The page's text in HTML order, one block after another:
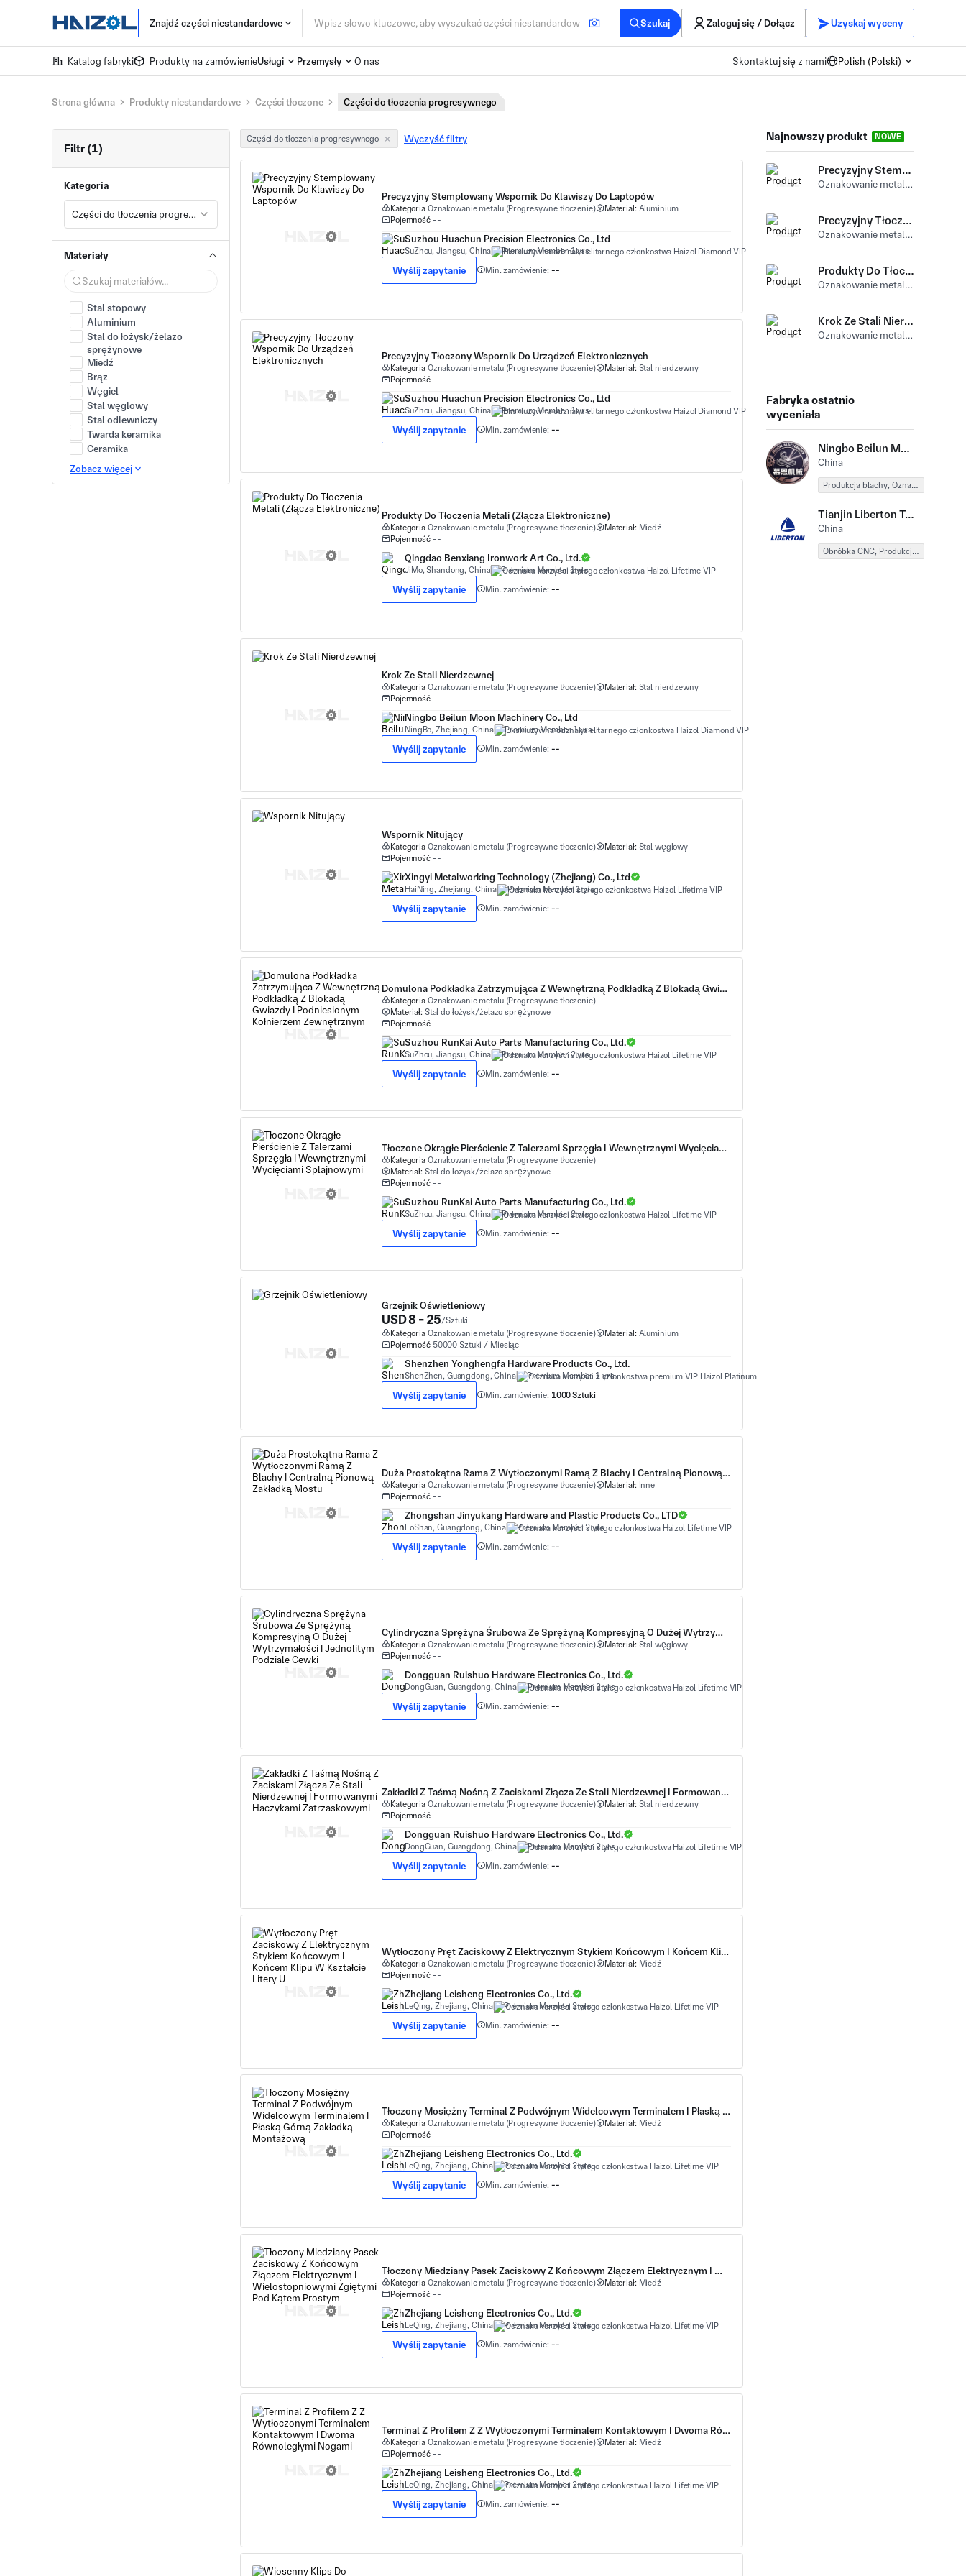
Znajdź części niestandardowe Szukaj Zaloguj się / Dołącz Uzyskaj wyceny
Katalog fabryki Produkty na zamówienieUsługi Przemysły O nas Skontaktuj się z nami Polish (Polski)
Strona główna Produkty niestandardowe Części tłoczone Części do tłoczenia progresywnego
Filtr (1)
Kategoria
Części do tłoczenia progresywnego
Materiały
Stal stopowy
Aluminium
Stal do łożysk/żelazo
sprężynowe
Miedź
Brąz
Węgiel
Stal węglowy
Stal odlewniczy
Twarda keramika
Ceramika
Zobacz więcej
Części do tłoczenia progresywnego Wyczyść filtry
Precyzyjny Stemplowany Wspornik Do Klawiszy Do Laptopów
KategoriaOznakowanie metalu (Progresywne tłoczenie) Materiał:Aluminium
Pojemność--
Suzhou Huachun Precision Electronics Co., Ltd
SuZhou, Jiangsu, China Premium Member 1 yrs
Wyślij zapytanie Min. zamówienie: --
Precyzyjny Tłoczony Wspornik Do Urządzeń Elektronicznych
KategoriaOznakowanie metalu (Progresywne tłoczenie) Materiał:Stal nierdzewny
Pojemność--
Suzhou Huachun Precision Electronics Co., Ltd
SuZhou, Jiangsu, China Premium Member 1 yrs
Wyślij zapytanie Min. zamówienie: --
Produkty Do Tłoczenia Metali (Złącza Elektroniczne)
KategoriaOznakowanie metalu (Progresywne tłoczenie) Materiał:Miedź
Pojemność--
Qingdao Benxiang Ironwork Art Co., Ltd.
JiMo, Shandong, China Premium Member 1 yrs
Wyślij zapytanie Min. zamówienie: --
Krok Ze Stali Nierdzewnej
KategoriaOznakowanie metalu (Progresywne tłoczenie) Materiał:Stal nierdzewny
Pojemność--
Ningbo Beilun Moon Machinery Co., Ltd
NingBo, Zhejiang, China Premium Member 1 yrs
Wyślij zapytanie Min. zamówienie: --
Wspornik Nitujący
KategoriaOznakowanie metalu (Progresywne tłoczenie) Materiał:Stal węglowy
Pojemność--
Xingyi Metalworking Technology (Zhejiang) Co., Ltd
HaiNing, Zhejiang, China Premium Member 1 yrs
Wyślij zapytanie Min. zamówienie: --
Domulona Podkładka Zatrzymująca Z Wewnętrzną Podkładką Z Blokadą Gwiazdy I Podniesionym Kołnierzem Zewnętrznym
KategoriaOznakowanie metalu (Progresywne tłoczenie)
Materiał:Stal do łożysk/żelazo sprężynowe
Pojemność--
Suzhou RunKai Auto Parts Manufacturing Co., Ltd.
SuZhou, Jiangsu, China Premium Member 2 yrs
Wyślij zapytanie Min. zamówienie: --
Tłoczone Okrągłe Pierścienie Z Talerzami Sprzęgła I Wewnętrznymi Wycięciami Splajnowymi
KategoriaOznakowanie metalu (Progresywne tłoczenie)
Materiał:Stal do łożysk/żelazo sprężynowe
Pojemność--
Suzhou RunKai Auto Parts Manufacturing Co., Ltd.
SuZhou, Jiangsu, China Premium Member 2 yrs
Wyślij zapytanie Min. zamówienie: --
Grzejnik Oświetleniowy
USD 8 - 25/Sztuki
KategoriaOznakowanie metalu (Progresywne tłoczenie) Materiał:Aluminium
Pojemność50000 Sztuki / Miesiąc
Shenzhen Yonghengfa Hardware Products Co., Ltd.
ShenZhen, Guangdong, China Premium Member 1 yrs
Wyślij zapytanie Min. zamówienie: 1000 Sztuki
Duża Prostokątna Rama Z Wytłoczonymi Ramą Z Blachy I Centralną Pionową Zakładką Mostu
KategoriaOznakowanie metalu (Progresywne tłoczenie) Materiał:Inne
Pojemność--
Zhongshan Jinyukang Hardware and Plastic Products Co., LTD
FoShan, Guangdong, China Premium Member 2 yrs
Wyślij zapytanie Min. zamówienie: --
Cylindryczna Sprężyna Śrubowa Ze Sprężyną Kompresyjną O Dużej Wytrzymałości I Jednolitym Podziale Cewki
KategoriaOznakowanie metalu (Progresywne tłoczenie) Materiał:Stal węglowy
Pojemność--
Dongguan Ruishuo Hardware Electronics Co., Ltd.
DongGuan, Guangdong, China Premium Member 2 yrs
Wyślij zapytanie Min. zamówienie: --
Zakładki Z Taśmą Nośną Z Zaciskami Złącza Ze Stali Nierdzewnej I Formowanymi Haczykami Zatrzaskowymi
KategoriaOznakowanie metalu (Progresywne tłoczenie) Materiał:Stal nierdzewny
Pojemność--
Dongguan Ruishuo Hardware Electronics Co., Ltd.
DongGuan, Guangdong, China Premium Member 2 yrs
Wyślij zapytanie Min. zamówienie: --
Wytłoczony Pręt Zaciskowy Z Elektrycznym Stykiem Końcowym I Końcem Klipu W Kształcie Litery U
KategoriaOznakowanie metalu (Progresywne tłoczenie) Materiał:Miedź
Pojemność--
Zhejiang Leisheng Electronics Co., Ltd.
LeQing, Zhejiang, China Premium Member 2 yrs
Wyślij zapytanie Min. zamówienie: --
Tłoczony Mosiężny Terminal Z Podwójnym Widelcowym Terminalem I Płaską Górną Zakładką Montażową
KategoriaOznakowanie metalu (Progresywne tłoczenie) Materiał:Miedź
Pojemność--
Zhejiang Leisheng Electronics Co., Ltd.
LeQing, Zhejiang, China Premium Member 2 yrs
Wyślij zapytanie Min. zamówienie: --
Tłoczony Miedziany Pasek Zaciskowy Z Końcowym Złączem Elektrycznym I Wielostopniowymi Zgiętymi Pod Kątem Prostym
KategoriaOznakowanie metalu (Progresywne tłoczenie) Materiał:Miedź
Pojemność--
Zhejiang Leisheng Electronics Co., Ltd.
LeQing, Zhejiang, China Premium Member 2 yrs
Wyślij zapytanie Min. zamówienie: --
Terminal Z Profilem Z Z Wytłoczonymi Terminalem Kontaktowym I Dwoma Równoległymi Nogami
KategoriaOznakowanie metalu (Progresywne tłoczenie) Materiał:Miedź
Pojemność--
Zhejiang Leisheng Electronics Co., Ltd.
LeQing, Zhejiang, China Premium Member 2 yrs
Wyślij zapytanie Min. zamówienie: --
Najnowszy produkt NOWE
Precyzyjny Stemplowany Wspornik Do Klawiszy Do Laptopów
Oznakowanie metalu (Progresywne tłoczenie) Aluminium
Precyzyjny Tłoczony Wspornik Do Urządzeń Elektronicznych
Oznakowanie metalu (Progresywne tłoczenie) Stal nierdzewny
Produkty Do Tłoczenia Metali (Złącza Elektroniczne)
Oznakowanie metalu (Progresywne tłoczenie) Miedź
Krok Ze Stali Nierdzewnej
Oznakowanie metalu (Progresywne tłoczenie) Stal nierdzewny
Fabryka ostatnio
wyceniała
Ningbo Beilun Moon Machinery Co., Ltd
China
Produkcja blachy, Oznakowanie metalu
Tianjin Liberton Technology Co., Ltd.
China
Obróbka CNC, Produkcja blachy, Oznakowanie metalu